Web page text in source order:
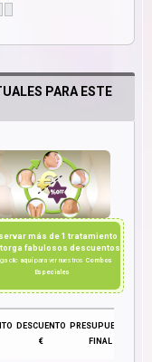
PARA ESTE
más de 1 tratamiento
fabulosos descuentos
clic aquípara ver nuestros Combos
Especiales
DESCUENTO
€
PRESUPUESTO
FINAL